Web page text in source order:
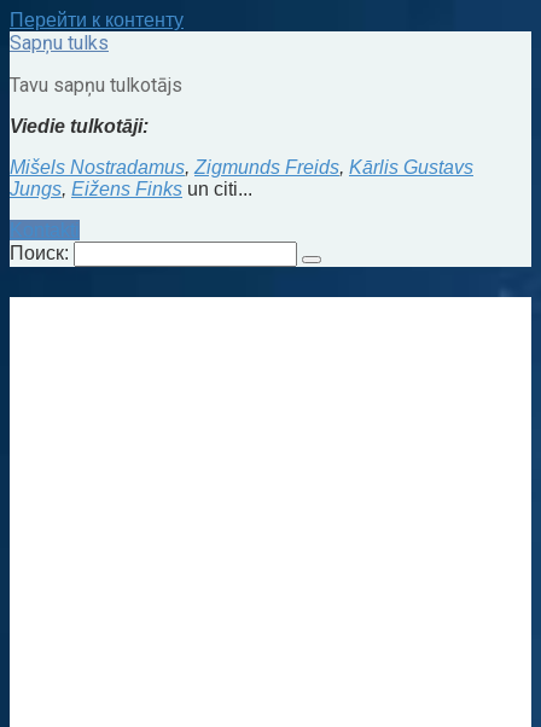
Перейти к контенту
Sapņu tulks
Tavu sapņu tulkotājs
Viedie tulkotāji:
Mišels Nostradamus, Zigmunds Freids, Kārlis Gustavs
Jungs, Eižens Finks un citi...
Kontakti
Поиск: